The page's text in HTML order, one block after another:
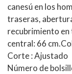
canesú en los
traseras,
recubrimiento en
central: 66
Corte : Ajustado
Número de